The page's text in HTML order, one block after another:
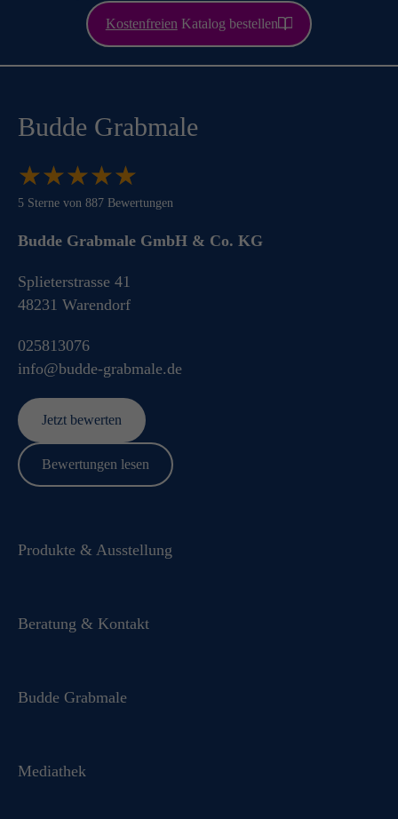
Kostenfreien Katalog bestellen
Budde Grabmale
★★★★★
★★★★★
5 Sterne von 887 Bewertungen
Budde Grabmale GmbH & Co. KG
info@budde-grabmale.de
025813076
Splieterstrasse 41
48231 Warendorf
Jetzt bewerten
Bewertungen lesen
Produkte & Ausstellung
Beratung & Kontakt
Budde Grabmale
Mediathek